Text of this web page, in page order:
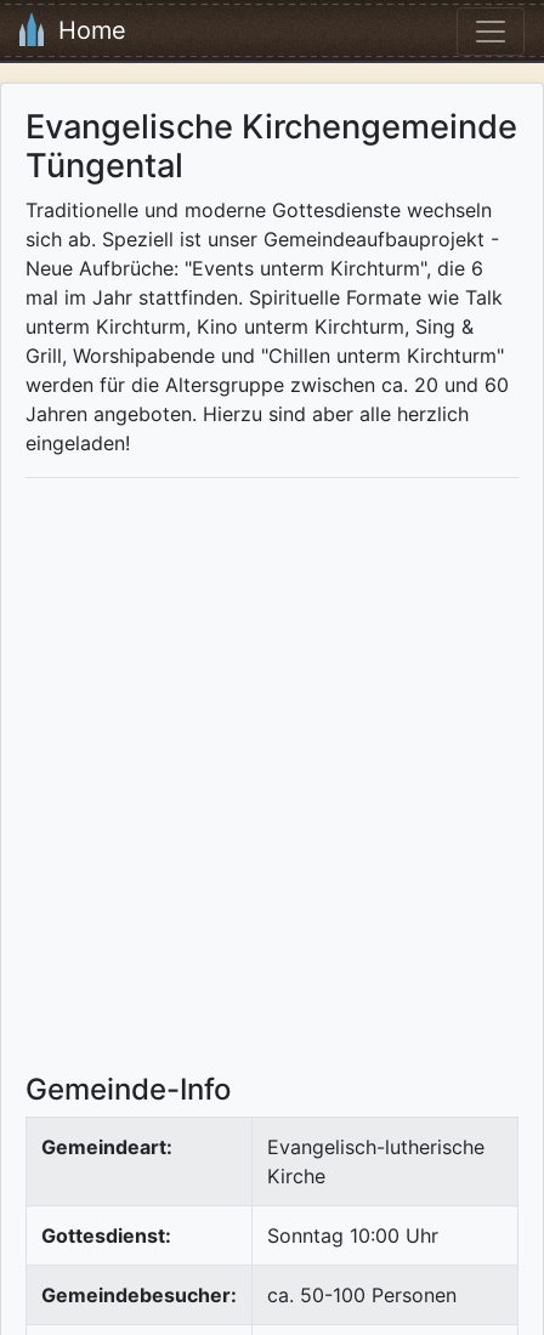
Home
Evangelische Kirchengemeinde
Tüngental
Traditionelle und moderne Gottesdienste wechseln
sich ab. Speziell ist unser Gemeindeaufbauprojekt -
Neue Aufbrüche: "Events unterm Kirchturm", die 6
mal im Jahr stattfinden. Spirituelle Formate wie Talk
unterm Kirchturm, Kino unterm Kirchturm, Sing &
Grill, Worshipabende und "Chillen unterm Kirchturm"
werden für die Altersgruppe zwischen ca. 20 und 60
Jahren angeboten. Hierzu sind aber alle herzlich
eingeladen!
Gemeinde-Info
Gemeindeart:
Evangelisch-lutherische
Kirche
Gottesdienst: Sonntag 10:00 Uhr
Gemeindebesucher: ca. 50-100 Personen